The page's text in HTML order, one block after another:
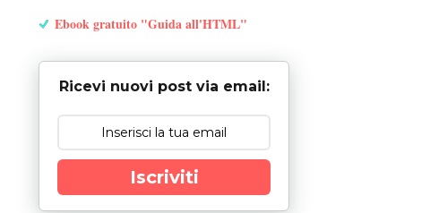
Ebook gratuito "Guida all'HTML"
Ricevi nuovi post via email:
Iscriviti